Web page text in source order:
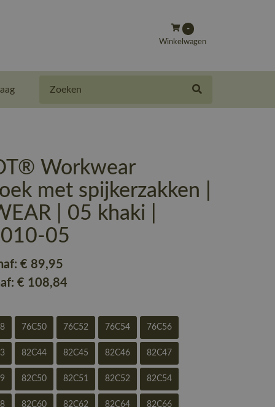
-
Winkelwagen
Workwear
met spijkerzakken |
| 05 khaki |
05
€ 89,95
€ 108,84
76C50 76C52 76C54 76C56
82C44 82C45 82C46 82C47
82C50 82C51 82C52 82C54
82C60 82C62 82C64 82C66